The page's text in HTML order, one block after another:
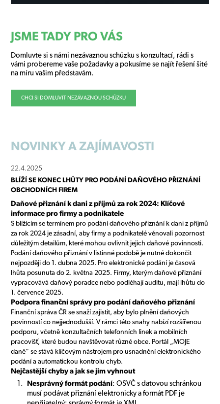
JSME TADY PRO VÁS
Domluvte si s námi nezávaznou schůzku s konzultací, rádi s
vámi probereme vaše požadavky a pokusíme se najít řešení šité
na míru vašim představám.
CHCI SI DOMLUVIT NEZÁVAZNOU SCHŮZKU
NOVINKYA ZAJÍMAVOSTI
22.4.2025
BLÍŽÍ SE KONEC LHŮTY PRO PODÁNÍ DAŇOVÉHO PŘIZNÁNÍ
OBCHODNÍCH FIREM
Daňové přiznání k dani z příjmů za rok 2024: Klíčové
informace pro firmy a podnikatele
S blížícím se termínem pro podání daňového přiznání k dani z příjmů
za rok 2024 je zásadní, aby firmy a podnikatelé věnovali pozornost
důležitým detailům, které mohou ovlivnit jejich daňové povinnosti.
Podání daňového přiznání v listinné podobě je nutné dokončit
nejpozději do 1. dubna 2025. Pro elektronické podání je časová
lhůta posunuta do 2. května 2025. Firmy, kterým daňové přiznání
vypracovává daňový poradce nebo podléhají auditu, mají lhůtu do
1. července 2025.
Podpora finanční správy pro podání daňového přiznání
Finanční správa ČR se snaží zajistit, aby bylo plnění daňových
povinností co nejjednodušší. V rámci této snahy nabízí rozšířenou
podporu, včetně konzultačních telefonních linek a mobilních
pracovišť, které budou navštěvovat různé obce. Portál „MOJE
daně“ se stává klíčovým nástrojem pro usnadnění elektronického
podání a automatickou kontrolu chyb.
Nejčastější chyby a jak se jim vyhnout
Nesprávný formát podání: OSVČ s datovou schránkou
musí podávat přiznání elektronicky a formát PDF je